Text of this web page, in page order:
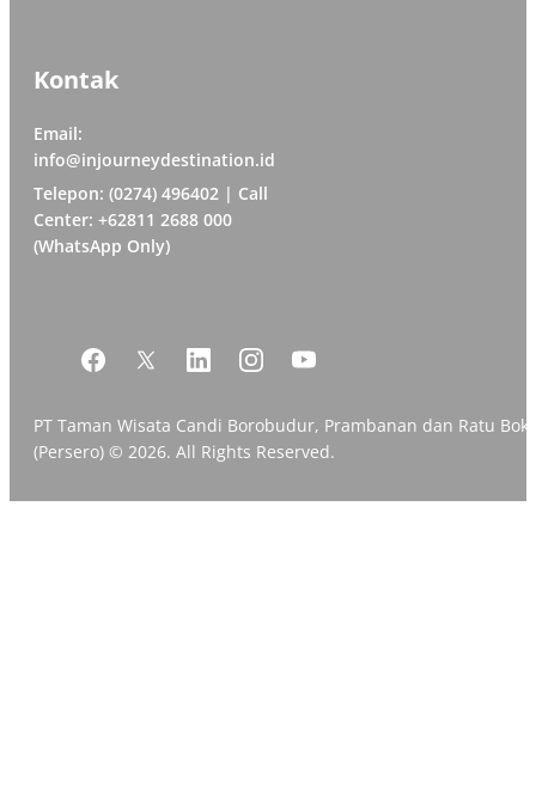
Kontak
Email:
info@injourneydestination.id
Telepon: (0274) 496402 | Call
Center: +62811 2688 000
(WhatsApp Only)
PT Taman Wisata Candi Borobudur, Prambanan dan Ratu
(Persero) © 2026. All Rights Reserved.